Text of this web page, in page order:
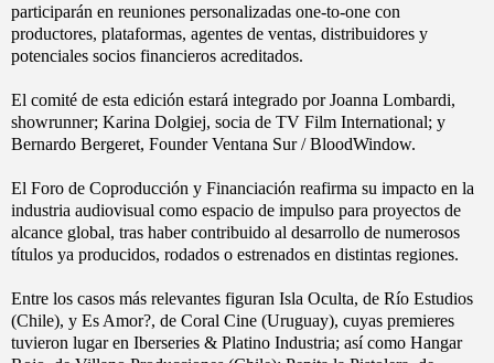
participarán en reuniones personalizadas one-to-one con
productores, plataformas, agentes de ventas, distribuidores y
potenciales socios financieros acreditados.
El comité de esta edición estará integrado por Joanna Lombardi,
showrunner; Karina Dolgiej, socia de TV Film International; y
Bernardo Bergeret, Founder Ventana Sur / BloodWindow.
El Foro de Coproducción y Financiación reafirma su impacto en la
industria audiovisual como espacio de impulso para proyectos de
alcance global, tras haber contribuido al desarrollo de numerosos
títulos ya producidos, rodados o estrenados en distintas regiones.
Entre los casos más relevantes figuran Isla Oculta, de Río Estudios
(Chile), y Es Amor?, de Coral Cine (Uruguay), cuyas premieres
tuvieron lugar en Iberseries & Platino Industria; así como Hangar